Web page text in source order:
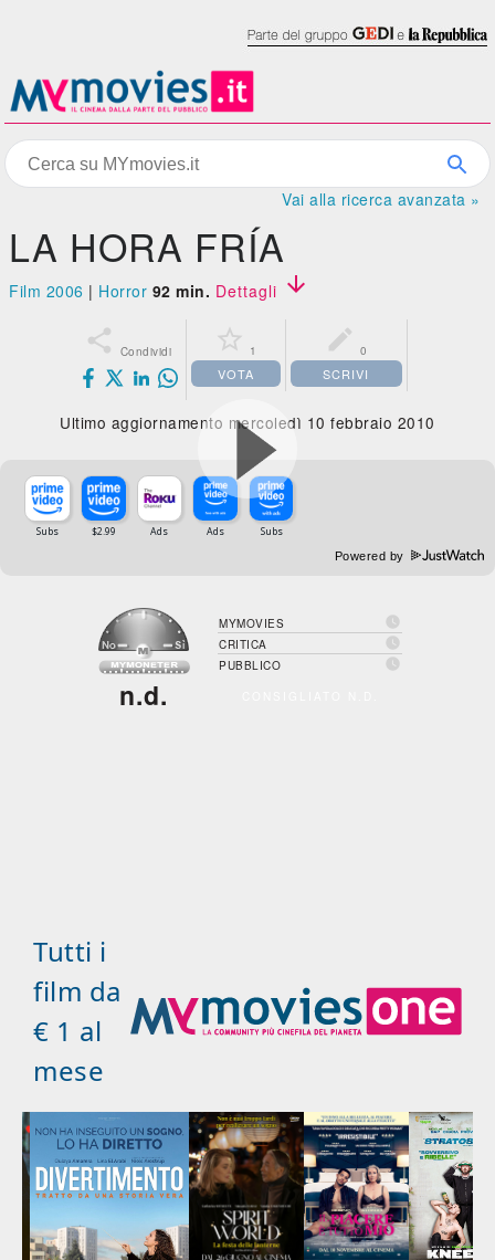
Vai alla ricerca avanzata »
LA HORA FRÍA
Film 2006 | Horror 92 min. Dettagli 
 Condividi  1
VOTA
 0
SCRIVI
Ultimo aggiornamento mercoledì 10 febbraio 2010
Powered by
n.d.
MYMOVIES 
CRITICA 
PUBBLICO 
Tutti i
film da
€ 1 al
mese